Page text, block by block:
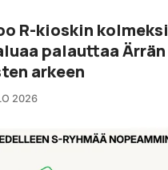
R-kioskin kolmeksi
palauttaa Ärrän
arkeen
2026